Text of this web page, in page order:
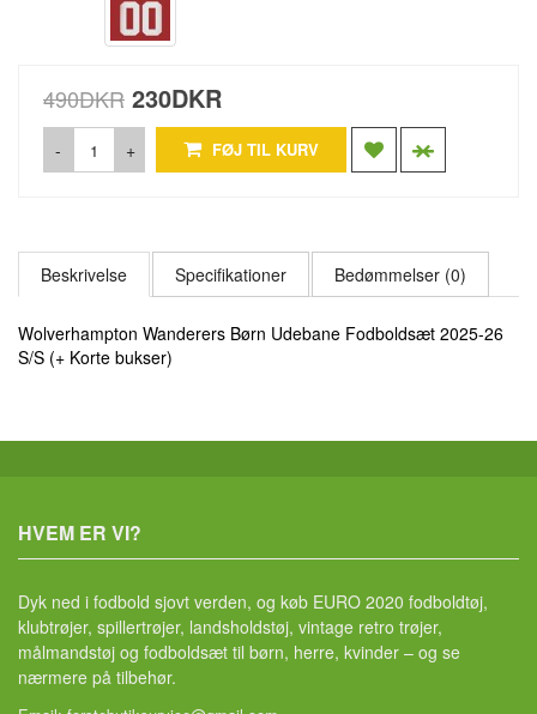
490DKR 230DKR
- + FØJ TIL KURV
Beskrivelse Specifikationer Bedømmelser (0)
Wolverhampton Wanderers Børn Udebane Fodboldsæt 2025-26
S/S (+ Korte bukser)
HVEM ER VI?
Dyk ned i fodbold sjovt verden, og køb EURO 2020 fodboldtøj,
klubtrøjer, spillertrøjer, landsholdstøj, vintage retro trøjer,
målmandstøj og fodboldsæt til børn, herre, kvinder – og se
nærmere på tilbehør.